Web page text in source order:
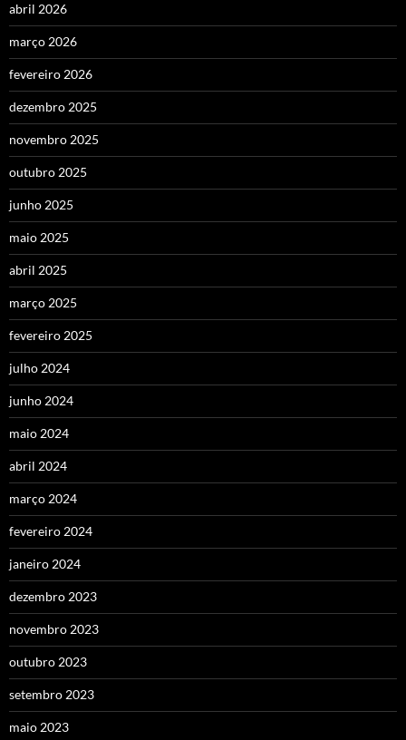
abril 2026
março 2026
fevereiro 2026
dezembro 2025
novembro 2025
outubro 2025
junho 2025
maio 2025
abril 2025
março 2025
fevereiro 2025
julho 2024
junho 2024
maio 2024
abril 2024
março 2024
fevereiro 2024
janeiro 2024
dezembro 2023
novembro 2023
outubro 2023
setembro 2023
maio 2023